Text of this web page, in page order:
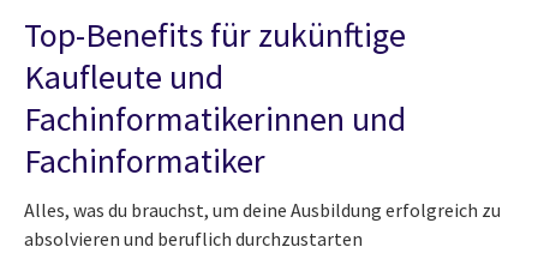
Top-Benefits für zukünftige
Kaufleute und
Fachinformatikerinnen und
Fachinformatiker
Alles, was du brauchst, um deine Ausbildung erfolgreich zu
absolvieren und beruflich durchzustarten